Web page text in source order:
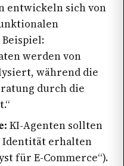
entwickeln sich von
werden von
während die
durch die
KI-Agenten sollten
erhalten
für E-Commerce“).